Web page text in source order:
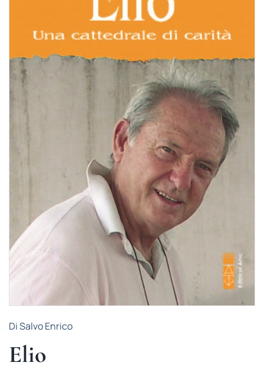
BIOGRAFIE
Di Salvo Enrico
Elio